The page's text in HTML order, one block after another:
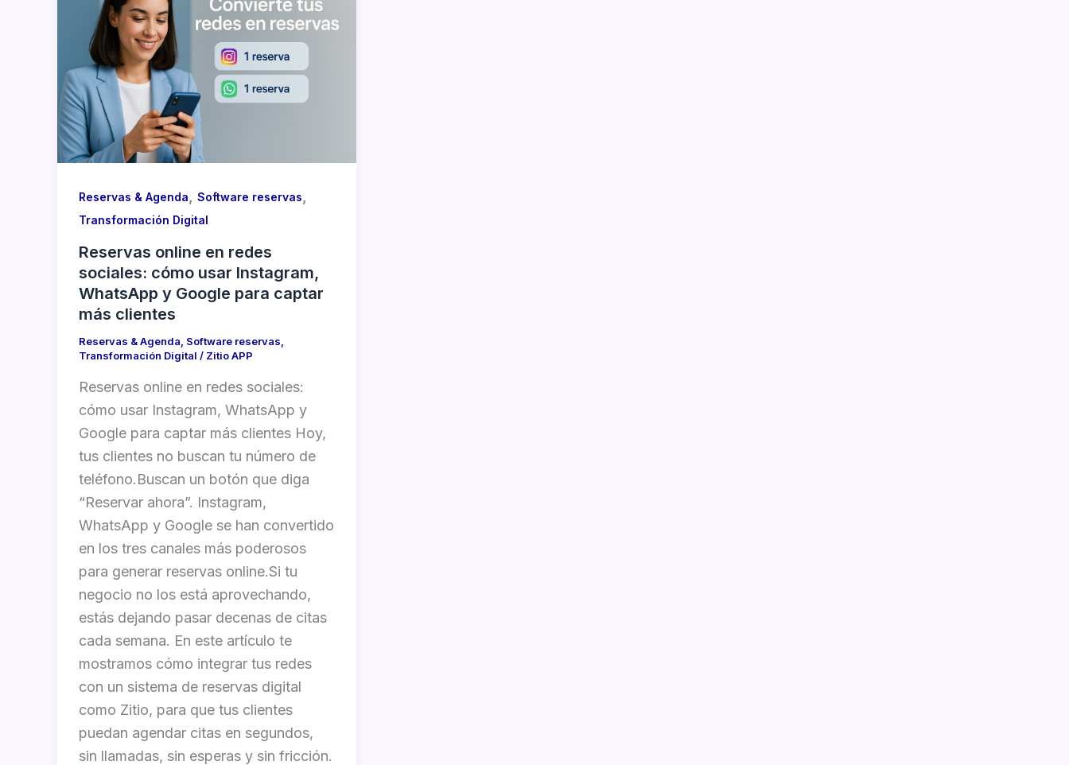
Reservas & Agenda Software reservas
Transformación Digital
Reservas online en redes
sociales: cómo usar Instagram,
WhatsApp y Google para captar
más clientes
Reservas & Agenda Software reservas
Transformación Digital / Zitio APP
Reservas online en redes sociales:
cómo usar Instagram, WhatsApp y
Google para captar más clientes Hoy,
tus clientes no buscan tu número de
teléfono.Buscan un botón que diga
“Reservar ahora”. Instagram,
WhatsApp y Google se han convertido
en los tres canales más poderosos
para generar reservas online.Si tu
negocio no los está aprovechando,
estás dejando pasar decenas de citas
cada semana. En este artículo te
mostramos cómo integrar tus redes
con un sistema de reservas digital
como Zitio, para que tus clientes
puedan agendar citas en segundos,
sin llamadas, sin esperas y sin fricción.